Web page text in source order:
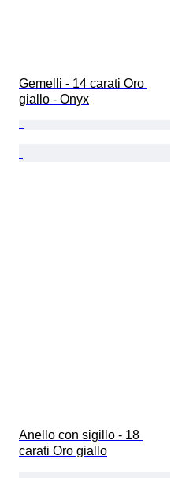
Gemelli - 14 carati Oro
giallo - Onyx
Anello con sigillo - 18
carati Oro giallo